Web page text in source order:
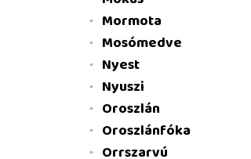
Mormota
Mosómedve
Nyest
Nyuszi
Oroszlán
Oroszlánfóka
Orrszarvú